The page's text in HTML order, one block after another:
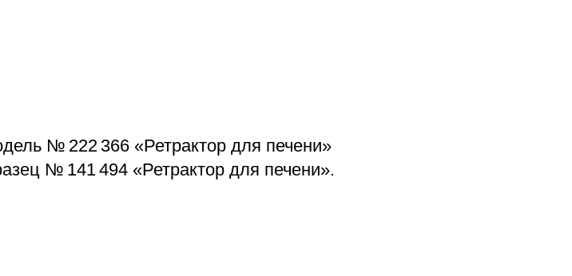
№ 222 366 «Ретрактор для печени»
№ 141 494 «Ретрактор для печени».